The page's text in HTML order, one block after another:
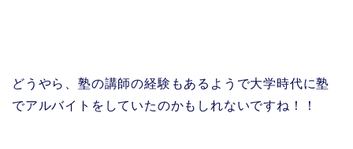
どうやら、塾の講師の経験もあるようで大学時代に塾
でアルバイトをしていたのかもしれないですね！！